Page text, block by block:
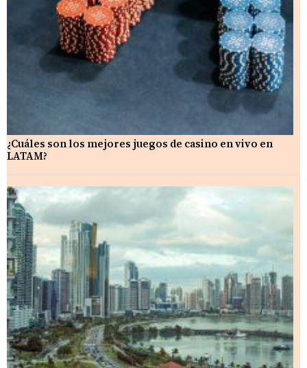
¿Cuáles son los mejores juegos de casino en vivo en
LATAM?